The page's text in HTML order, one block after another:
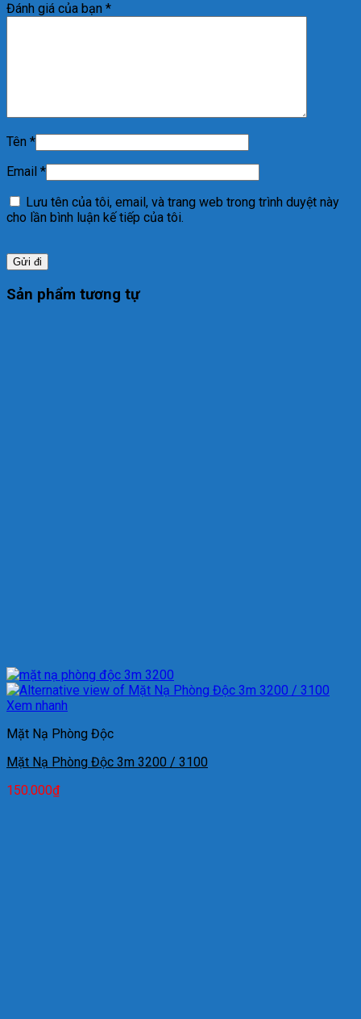
Đánh giá của bạn *
Tên *
Email *
Lưu tên của tôi, email, và trang web trong trình duyệt này
cho lần bình luận kế tiếp của tôi.
Sản phẩm tương tự
Xem nhanh
Mặt Nạ Phòng Độc
Mặt Nạ Phòng Độc 3m 3200 / 3100
150.000₫